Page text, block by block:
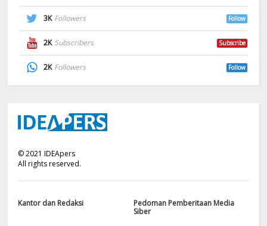
3K Followers Follow
2K Subscribers Subscribe
2K Followers Follow
©2021 IDEApers
All rights reserved.
Kantor dan Redaksi
Pedoman Pemberitaan Media
Siber